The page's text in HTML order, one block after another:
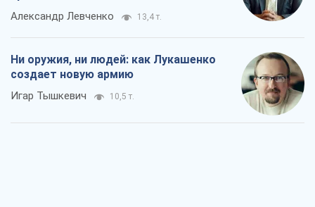
Александр Левченко 13,4 т.
Ни оружия, ни людей: как Лукашенко
создает новую армию
Игар Тышкевич 10,5 т.